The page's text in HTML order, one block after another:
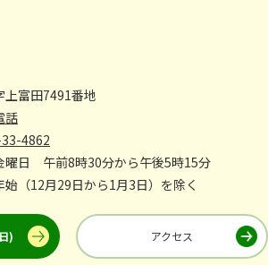
上富田7491番地
話
4862
曜日 午前8時30分から午後5時15分
（12月29日から1月3日）を除く
) アクセス